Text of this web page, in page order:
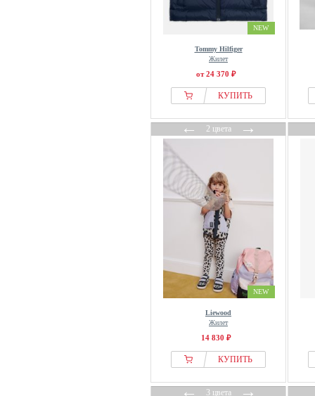
NEW
Tommy Hilfiger
Жилет
от 24 370 ₽
КУПИТЬ
←2 цвета→
NEW
Liewood
Жилет
14 830 ₽
КУПИТЬ
←3 цвета→